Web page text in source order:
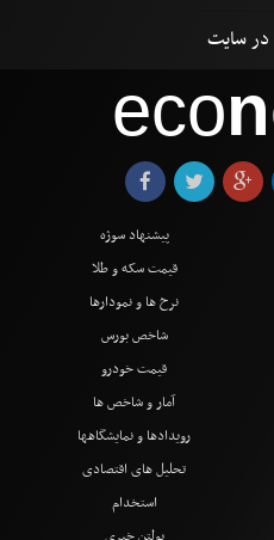
eco
پیشنهاد سوژه
قیمت سکه و طلا
نرخ ها و نمودارها
شاخص بورس
قیمت خودرو
آمار و شاخص ها
رویدادها و نمایشگاهها
تحلیل های اقتصادی
استخدام